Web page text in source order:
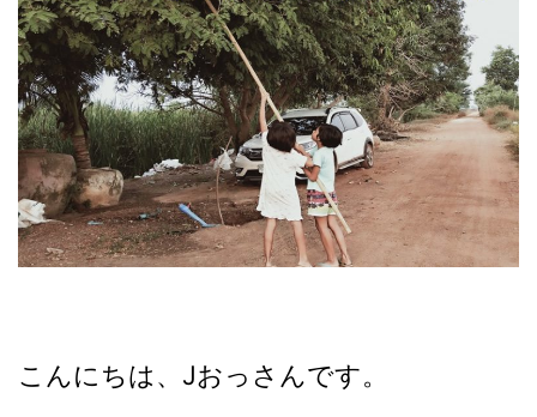
こんにちは、Jおっさんです。